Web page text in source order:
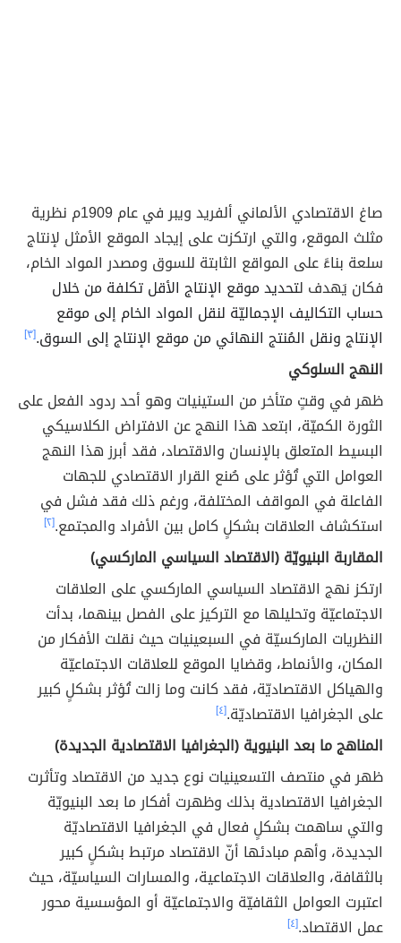
صاغ الاقتصادي الألماني ألفريد ويبر في عام 1909م نظرية
مثلث الموقع، والتي ارتكزت على إيجاد الموقع الأمثل لإنتاج
سلعة بناءً على المواقع الثابتة للسوق ومصدر المواد الخام،
فكان يَهدف لتحديد موقع الإنتاج الأقل تكلفة من خلال
حساب التكاليف الإجماليّة لنقل المواد الخام إلى موقع
الإنتاج ونقل المُنتج النهائي من موقع الإنتاج إلى السوق.[٣]
النهج السلوكي
ظهر في وقتٍ متأخر من الستينيات وهو أحد ردود الفعل على
الثورة الكميّة، ابتعد هذا النهج عن الافتراض الكلاسيكي
البسيط المتعلق بالإنسان والاقتصاد، فقد أبرز هذا النهج
العوامل التي تُؤثر على صُنع القرار الاقتصادي للجهات
الفاعلة في المواقف المختلفة، ورغم ذلك فقد فشل في
استكشاف العلاقات بشكلٍ كامل بين الأفراد والمجتمع.[٢]
المقاربة البنيويّة (الاقتصاد السياسي الماركسي)
ارتكز نهج الاقتصاد السياسي الماركسي على العلاقات
الاجتماعيّة وتحليلها مع التركيز على الفصل بينهما، بدأت
النظريات الماركسيّة في السبعينيات حيث نقلت الأفكار من
المكان، والأنماط، وقضايا الموقع للعلاقات الاجتماعيّة
والهياكل الاقتصاديّة، فقد كانت وما زالت تُؤثر بشكلٍ كبير
على الجغرافيا الاقتصاديّة.[٤]
المناهج ما بعد البنيوية (الجغرافيا الاقتصادية الجديدة)
ظهر في منتصف التسعينيات نوع جديد من الاقتصاد وتأثرت
الجغرافيا الاقتصادية بذلك وظهرت أفكار ما بعد البنيويّة
والتي ساهمت بشكلٍ فعال في الجغرافيا الاقتصاديّة
الجديدة، وأهم مبادئها أنّ الاقتصاد مرتبط بشكلٍ كبير
بالثقافة، والعلاقات الاجتماعية، والمسارات السياسيّة، حيث
اعتبرت العوامل الثقافيّة والاجتماعيّة أو المؤسسية محور
عمل الاقتصاد.[٤]